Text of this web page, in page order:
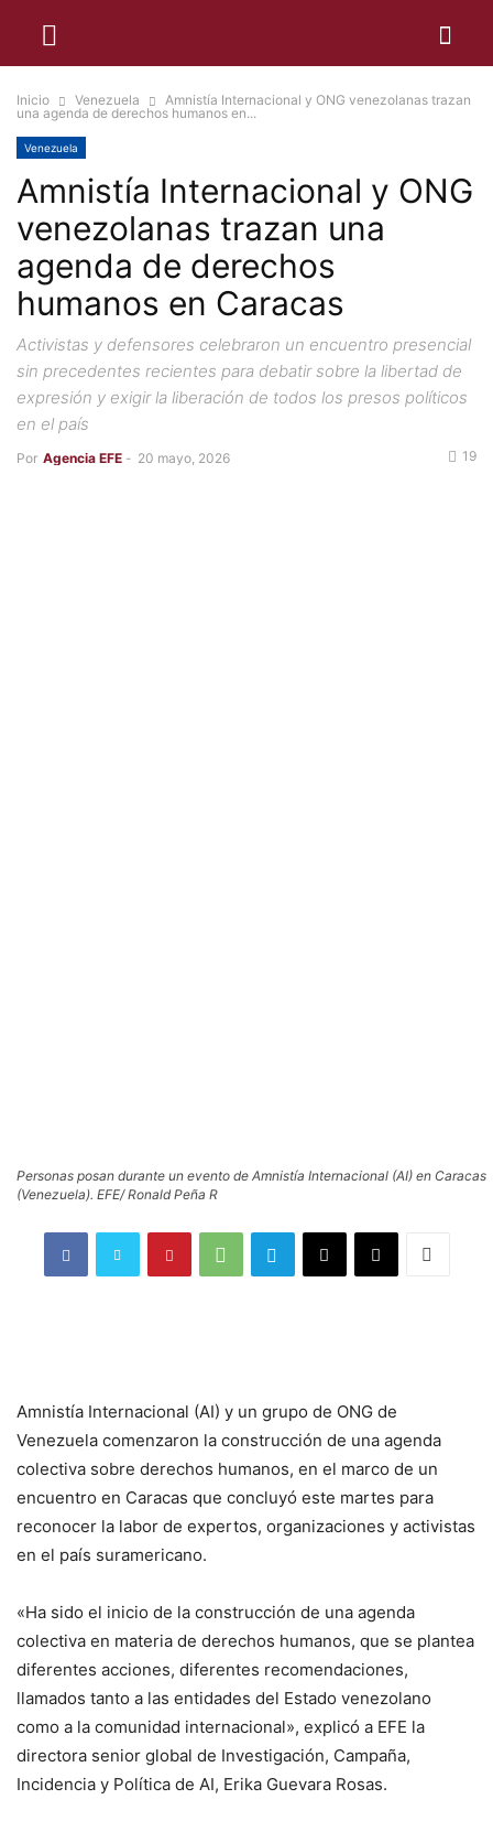
Inicio Venezuela
Amnistía Internacional y ONG venezolanas trazan
una agenda de derechos humanos en...
Venezuela
Amnistía Internacional y ONG
venezolanas trazan una
agenda de derechos
humanos en Caracas
Activistas y defensores celebraron un encuentro presencial
sin precedentes recientes para debatir sobre la libertad de
expresión y exigir la liberación de todos los presos políticos
en el país
Por Agencia EFE - 20 mayo, 2026 19
Personas posan durante un evento de Amnistía Internacional (AI) en Caracas
(Venezuela). EFE/ Ronald Peña R
Amnistía Internacional (AI) y un grupo de ONG de
Venezuela comenzaron la construcción de una agenda
colectiva sobre derechos humanos, en el marco de un
encuentro en Caracas que concluyó este martes para
reconocer la labor de expertos, organizaciones y activistas
en el país suramericano.
«Ha sido el inicio de la construcción de una agenda
colectiva en materia de derechos humanos, que se plantea
diferentes acciones, diferentes recomendaciones,
llamados tanto a las entidades del Estado venezolano
como a la comunidad internacional», explicó a EFE la
directora senior global de Investigación, Campaña,
Incidencia y Política de AI, Erika Guevara Rosas.